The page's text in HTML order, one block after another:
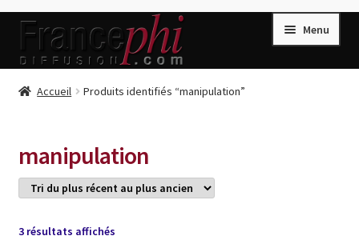
Aller
la
Aller
contenu
Menu
Accueil
Compte
Conditions de Vente
Connection
Accueil Produits identifiés “manipulation”
manipulation
3 résultats affichésTrié